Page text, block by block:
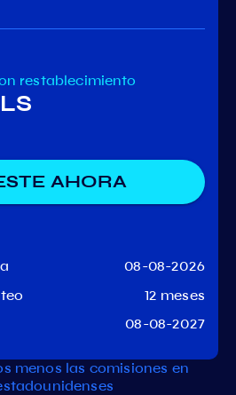
restablecimiento
AHORA
08-08-2026
12 meses
08-08-2027
menos las comisiones en